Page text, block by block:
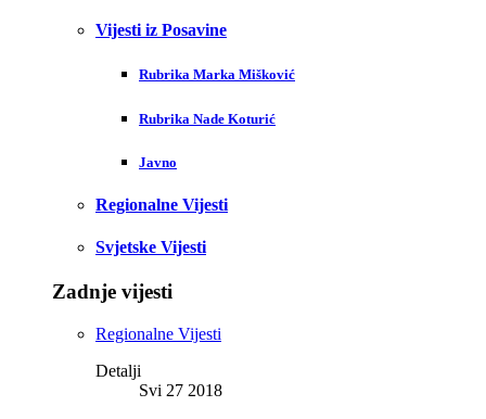
Vijesti iz Posavine
Rubrika Marka Mišković
Rubrika Nade Koturić
Javno
Regionalne Vijesti
Svjetske Vijesti
Zadnje vijesti
Regionalne Vijesti
Detalji
Svi 27 2018